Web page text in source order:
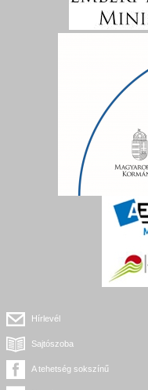
Hírlevél
Sajtószoba
A tehetség sokszínű